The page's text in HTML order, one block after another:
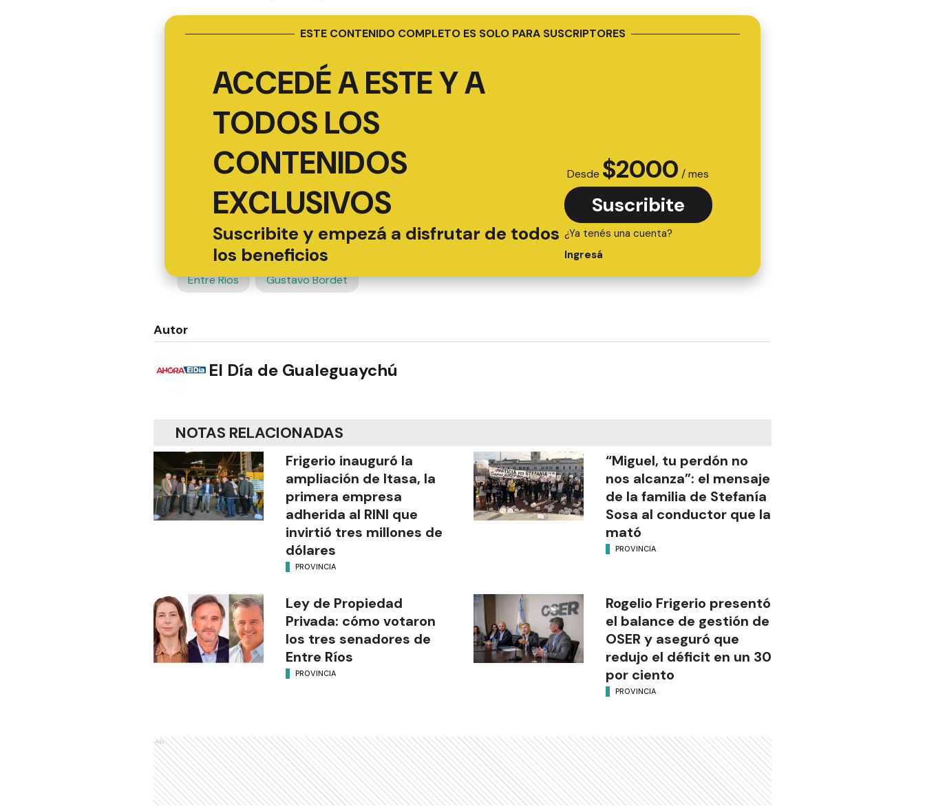
ESTE CONTENIDO COMPLETO ES SOLO PARA SUSCRIPTORES
ACCEDÉ A ESTE Y A
TODOS LOS
CONTENIDOS
EXCLUSIVOS
Suscribite y empezá a disfrutar de todos
los beneficios
Desde $2000 / mes
Suscribite
¿Ya tenés una cuenta?
Ingresá
Entre Ríos Gustavo Bordet
Autor
El Día de Gualeguaychú
NOTAS RELACIONADAS
Frigerio inauguró la
ampliación de Itasa, la
primera empresa
adherida al RINI que
invirtió tres millones de
dólares
PROVINCIA
“Miguel, tu perdón no
nos alcanza”: el mensaje
de la familia de Stefanía
Sosa al conductor que la
mató
PROVINCIA
Ley de Propiedad
Privada: cómo votaron
los tres senadores de
Entre Ríos
PROVINCIA
Rogelio Frigerio presentó
el balance de gestión de
OSER y aseguró que
redujo el déficit en un 30
por ciento
PROVINCIA
Ads